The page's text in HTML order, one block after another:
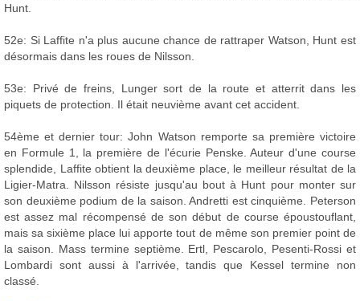
Hunt.
52e: Si Laffite n'a plus aucune chance de rattraper Watson, Hunt est
désormais dans les roues de Nilsson.
53e: Privé de freins, Lunger sort de la route et atterrit dans les
piquets de protection. Il était neuvième avant cet accident.
54ème et dernier tour: John Watson remporte sa première victoire
en Formule 1, la première de l'écurie Penske. Auteur d'une course
splendide, Laffite obtient la deuxième place, le meilleur résultat de la
Ligier-Matra. Nilsson résiste jusqu'au bout à Hunt pour monter sur
son deuxième podium de la saison. Andretti est cinquième. Peterson
est assez mal récompensé de son début de course époustouflant,
mais sa sixième place lui apporte tout de même son premier point de
la saison. Mass termine septième. Ertl, Pescarolo, Pesenti-Rossi et
Lombardi sont aussi à l'arrivée, tandis que Kessel termine non
classé.